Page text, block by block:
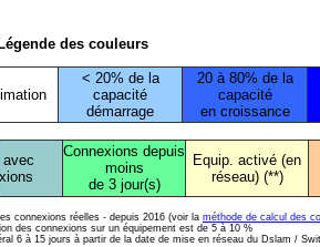
des couleurs
< 20% de la
capacité
démarrage
20 à 80% de la
capacité
en croissance
avec
xions
Connexions depuis
moins
de 3 jour(s)
Equip. activé (en
réseau) (**)
connexions réelles - depuis 2016 (voir la méthode de calcul des
des connexions sur un équipement est de 5 à 10 %
6 à 15 jours à partir de la date de mise en réseau du Dslam /